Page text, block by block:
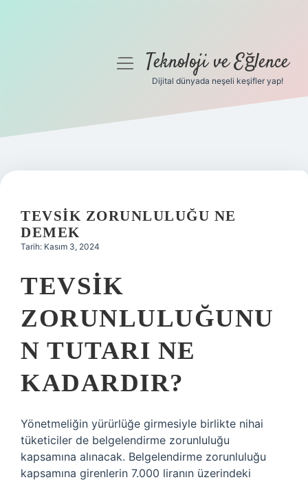
Gizlilik Politikası
Yasal Uyarı
menüyüTeknoloji ve Eğlence
Dijital dünyada neşeli keşifler yap!
TEVSIK ZORUNLULUĞU NE
DEMEK
Tarih: Kasım 3, 2024
TEVSIK
ZORUNLULUĞUNU
N TUTARI NE
KADARDIR?
Yönetmeliğin yürürlüğe girmesiyle birlikte nihai
tüketiciler de belgelendirme zorunluluğu
kapsamına alınacak. Belgelendirme zorunluluğu
kapsamına girenlerin 7.000 liranın üzerindeki